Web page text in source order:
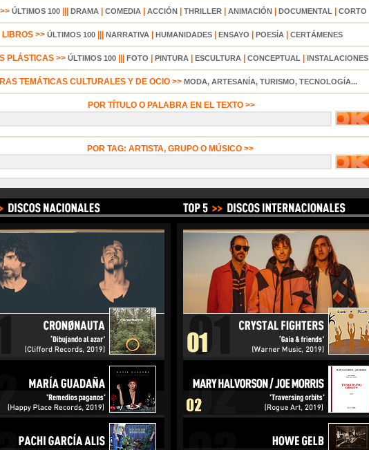
ÚLTIMOS 100 DRAMA COMEDIA ACCIÓN THRILLER ANIMACIÓN DOCUMENTAL CORTO
LIBROS >> ÚLTIMOS 100 NARRATIVA HUMANIDADES ENSAYO POESÍA CERTÁMENES
PLÁSTICAS >> ÚLTIMOS 100 FOTO PINTURA ESCULTURA CONCEPTUAL INSTALACIONES
TEMÁTICAS CULTURALES Y DE OCIO >> MODA, ARTESANÍA, TURISMO, TECNOLOGÍA...
POR TÍTULO O PALABRA EN EL TEXTO >>
POR TAG: ARTISTA, GRUPO O MÚSICO >>